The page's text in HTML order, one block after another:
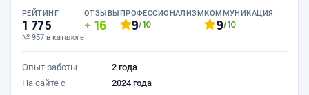
РЕЙТИНГ
1 775
№ 957 в каталоге
ОТЗЫВЫ
16
ПРОФЕССИОНАЛИЗМ
9/10
КОММУНИКАЦИЯ
9/10
Опыт работы
2 года
На сайте с
2024 года